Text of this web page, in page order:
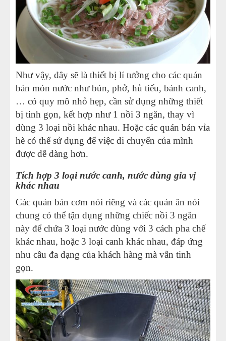
Như vậy, đây sẽ là thiết bị lí tưởng cho các quán
bán món nước như bún, phở, hủ tiếu, bánh canh,
… có quy mô nhỏ hẹp, cần sử dụng những thiết
bị tinh gọn, kết hợp như 1 nồi 3 ngăn, thay vì
dùng 3 loại nồi khác nhau. Hoặc các quán bán vỉa
hè có thể sử dụng để việc di chuyển của mình
được dễ dàng hơn.
Tích hợp 3 loại nước canh, nước dùng gia vị
khác nhau
Các quán bán cơm nói riêng và các quán ăn nói
chung có thể tận dụng những chiếc nồi 3 ngăn
này để chứa 3 loại nước dùng với 3 cách pha chế
khác nhau, hoặc 3 loại canh khác nhau, đáp ứng
nhu cầu đa dạng của khách hàng mà vẫn tinh
gọn.